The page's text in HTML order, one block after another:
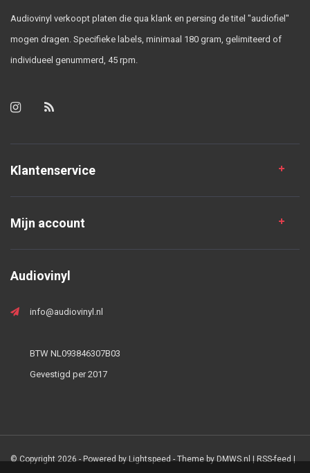
Audiovinyl verkoopt platen die qua klank en persing de titel "audiofiel"
mogen dragen. Specifieke labels, minimaal 180 gram, gelimiteerd of
individueel genummerd, 45 rpm.
Klantenservice
Mijn account
Audiovinyl
info@audiovinyl.nl
BTW NL093846307B03
Gevestigd per 2017
© Copyright 2026 - Powered by Lightspeed - Theme by DMWS.nl | RSS-feed |